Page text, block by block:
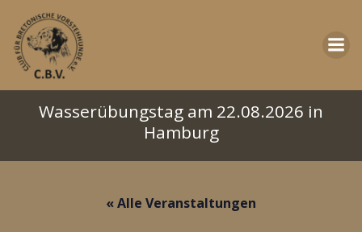
Wasserübungstag am 22.08.2026 in
Hamburg
« Alle Veranstaltungen